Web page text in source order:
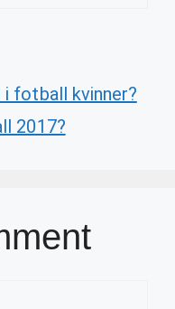
i fotball kvinner?
2017?